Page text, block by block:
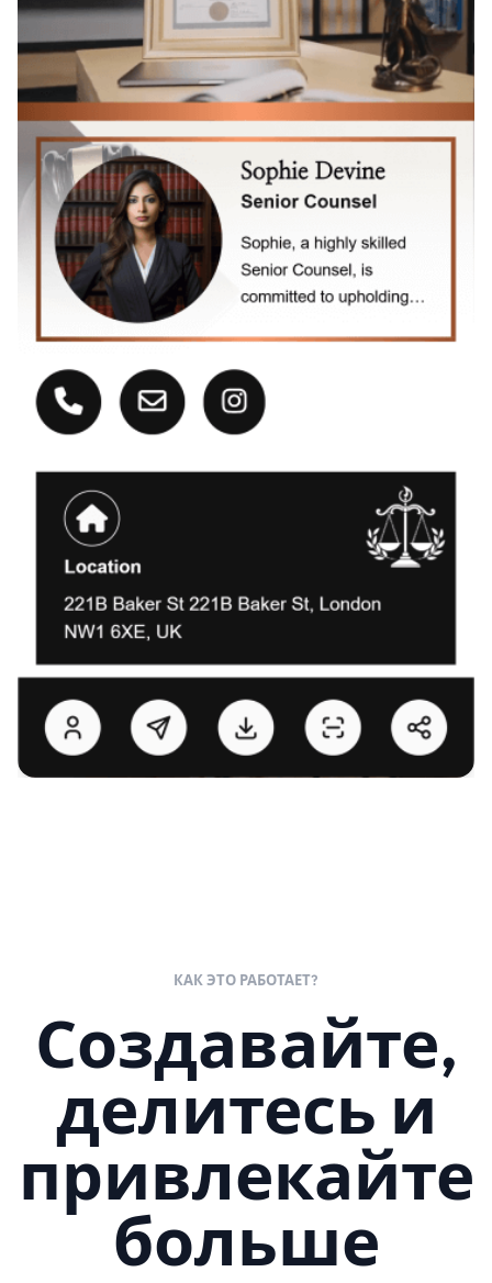
КАК ЭТО РАБОТАЕТ?
Создавайте,
делитесь и
привлекайте
больше